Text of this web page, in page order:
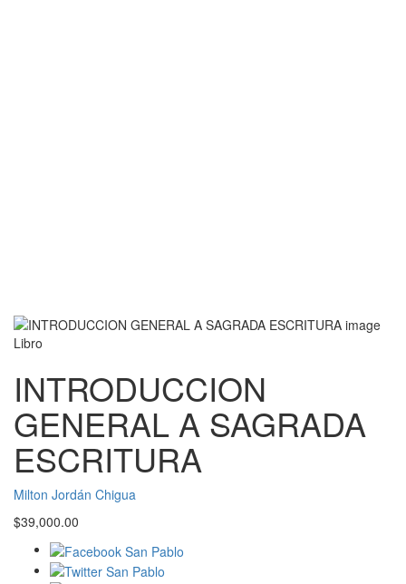
Libro
INTRODUCCION
GENERAL A SAGRADA
ESCRITURA
Milton Jordán Chigua
$39,000.00